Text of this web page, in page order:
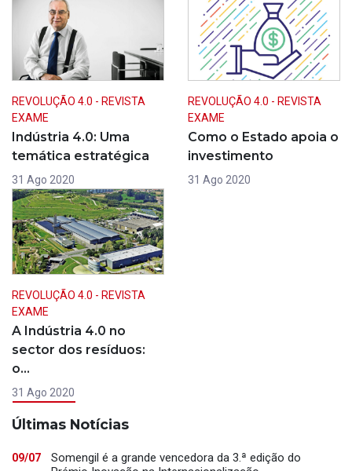
REVOLUÇÃO 4.0 - REVISTA
EXAME
Indústria 4.0: Uma
temática estratégica
31 Ago 2020
REVOLUÇÃO 4.0 - REVISTA
EXAME
Como o Estado apoia o
investimento
31 Ago 2020
REVOLUÇÃO 4.0 - REVISTA
EXAME
A Indústria 4.0 no
sector dos resíduos:
o…
31 Ago 2020
Últimas Notícias
09/07
Somengil é a grande vencedora da 3.ª edição do